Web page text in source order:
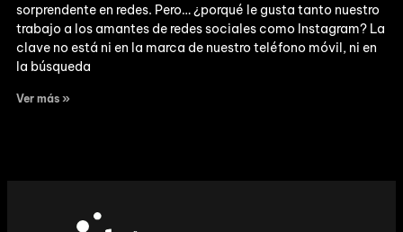
sorprendente en redes. Pero… ¿porqué le gusta tanto nuestro
trabajo a los amantes de redes sociales como Instagram? La
clave no está ni en la marca de nuestro teléfono móvil, ni en
la búsqueda
Ver más »